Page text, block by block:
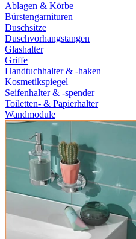
Ablagen & Körbe
Bürstengarnituren
Duschsitze
Duschvorhangstangen
Glashalter
Griffe
Handtuchhalter & -haken
Kosmetikspiegel
Seifenhalter & -spender
Toiletten- & Papierhalter
Wandmodule